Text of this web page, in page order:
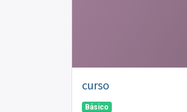
curso
Básico